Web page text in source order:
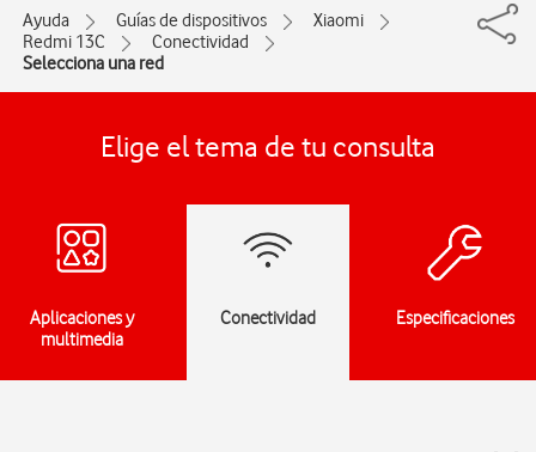
Ayuda Guías de dispositivos
Xiaomi
Redmi 13C
Conectividad
Selecciona una red
Elige el tema de tu consulta
Aplicaciones y
multimedia
Conectividad Especificaciones